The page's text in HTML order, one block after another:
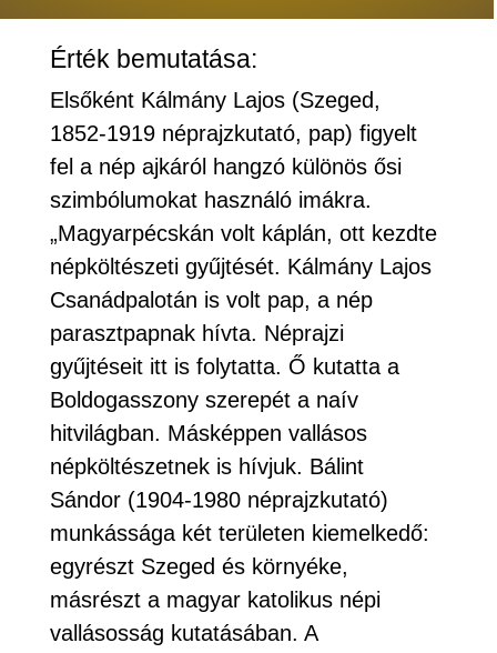
Érték bemutatása:
Elsőként Kálmány Lajos (Szeged,
1852-1919 néprajzkutató, pap) figyelt
fel a nép ajkáról hangzó különös ősi
szimbólumokat használó imákra.
„Magyarpécskán volt káplán, ott kezdte
népköltészeti gyűjtését. Kálmány Lajos
Csanádpalotán is volt pap, a nép
parasztpapnak hívta. Néprajzi
gyűjtéseit itt is folytatta. Ő kutatta a
Boldogasszony szerepét a naív
hitvilágban. Másképpen vallásos
népköltészetnek is hívjuk. Bálint
Sándor (1904-1980 néprajzkutató)
munkássága két területen kiemelkedő:
egyrészt Szeged és környéke,
másrészt a magyar katolikus népi
vallásosság kutatásában. A